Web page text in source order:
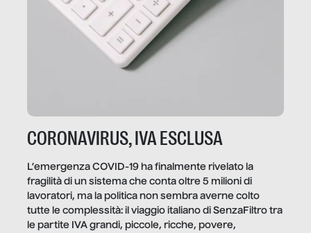
CORONAVIRUS, IVA ESCLUSA
L’emergenza COVID-19 ha finalmente rivelato la
fragilità di un sistema che conta oltre 5 milioni di
lavoratori, ma la politica non sembra averne colto
tutte le complessità: il viaggio italiano di SenzaFiltro tra
le partite IVA grandi, piccole, ricche, povere,